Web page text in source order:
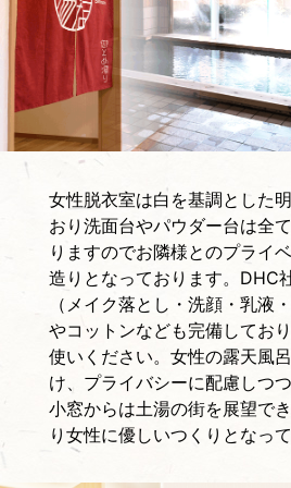
女性脱衣室は白を基調とした
おり洗面台やパウダー台は全
りますのでお隣様とのプライ
造りとなっております。DHC
（メイク落とし・洗顔・乳液
やコットンなども完備してお
使いください。女性の露天風
け、プライバシーに配慮しつ
小窓からは土湯の街を展望で
り女性に優しいつくりとなって